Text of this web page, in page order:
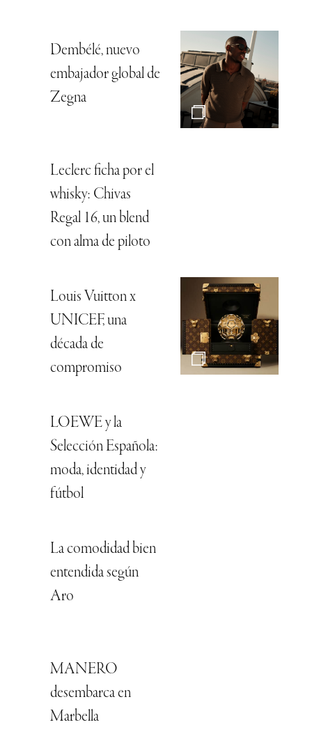
Dembélé, nuevo
embajador global de
Zegna
Leclerc ficha por el
whisky: Chivas
Regal 16, un blend
con alma de piloto
Louis Vuitton x
UNICEF, una
década de
compromiso
LOEWE y la
Selección Española:
moda, identidad y
fútbol
La comodidad bien
entendida según
Aro
MANERO
desembarca en
Marbella